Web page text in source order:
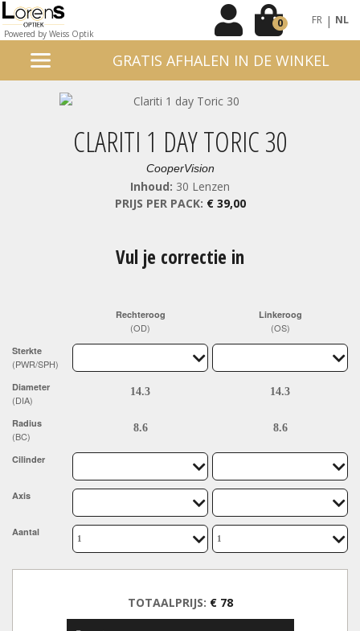
Powered by Weiss Optik
0 FR | NL
GRATIS AFHALEN IN DE WINKEL
CLARITI 1 DAY TORIC 30
CooperVision
Inhoud: 30 Lenzen
PRIJS PER PACK: € 39,00
Vul je correctie in
Sterkte
(PWR/SPH)
Diameter
(DIA)
Radius
(BC)
Cilinder
Axis
Aantal
Rechteroog
(OD)
Linkeroog
(OS)
TOTAALPRIJS: € 78